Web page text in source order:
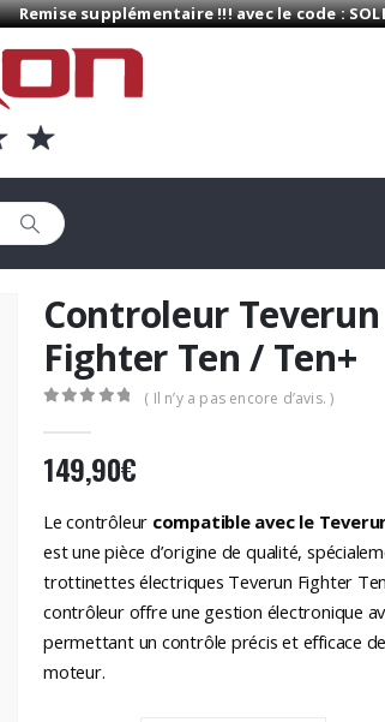
Remise supplémentaire !!! avec le code :
Controleur Teverun
Fighter Ten / Ten+
( Il n’y a pas encore d’avis. )
149,90€
Le contrôleur compatible avec le
est une pièce d’origine de qualité,
trottinettes électriques Teverun Fighter
contrôleur offre une gestion électronique
permettant un contrôle précis et efficace
moteur.